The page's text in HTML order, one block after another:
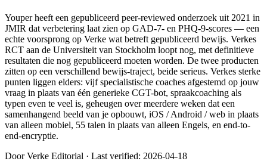
Youper heeft een gepubliceerd peer-reviewed onderzoek uit 2021 in
JMIR dat verbetering laat zien op GAD-7- en PHQ-9-scores — een
echte voorsprong op Verke wat betreft gepubliceerd bewijs. Verkes
RCT aan de Universiteit van Stockholm loopt nog, met definitieve
resultaten die nog gepubliceerd moeten worden. De twee producten
zitten op een verschillend bewijs-traject, beide serieus. Verkes sterke
punten liggen elders: vijf specialistische coaches afgestemd op jouw
vraag in plaats van één generieke CGT-bot, spraakcoaching als
typen even te veel is, geheugen over meerdere weken dat een
samenhangend beeld van je opbouwt, iOS / Android / web in plaats
van alleen mobiel, 55 talen in plaats van alleen Engels, en end-to-
end-encryptie.
Door Verke Editorial · Last verified: 2026-04-18